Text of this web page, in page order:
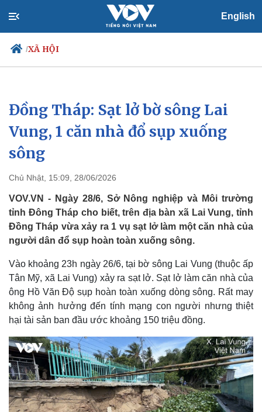
English
/XÃ HỘI
Chính trị
Đảng
Tổ chức nhân sự
Quốc hội
Nhận diện sự thật
Xã hội
Tin 24h
Dự báo thời tiết
Đồng Tháp: Sạt lở bờ sông Lai
Vung, 1 căn nhà đổ sụp xuống
sông
Chủ Nhật, 15:09, 28/06/2026
VOV.VN - Ngày 28/6, Sở Nông nghiệp và Môi trường
tỉnh Đông Tháp cho biết, trên địa bàn xã Lai Vung, tỉnh
Đồng Tháp vừa xảy ra 1 vụ sạt lở làm một căn nhà của
người dân đổ sụp hoàn toàn xuống sông.
Vào khoảng 23h ngày 26/6, tại bờ sông Lai Vung (thuộc ấp
Tân Mỹ, xã Lai Vung) xảy ra sạt lở. Sạt lở làm căn nhà của
ông Hồ Văn Độ sụp hoàn toàn xuống dòng sông. Rất may
không ảnh hưởng đến tính mạng con người nhưng thiệt
hại tài sản ban đầu ước khoảng 150 triệu đồng.